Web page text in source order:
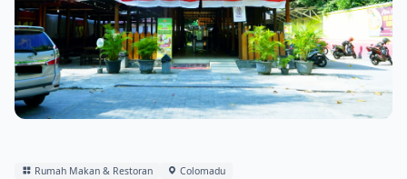
Rumah Makan & Restoran Colomadu